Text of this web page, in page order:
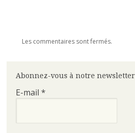
Les commentaires sont fermés.
Abonnez-vous à notre newsletter
E-mail *